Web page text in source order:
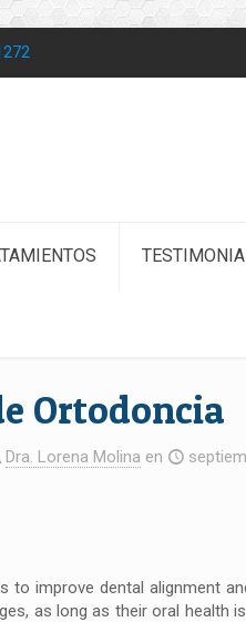
Ortodoncia
Dra. Lorena Molina en
to improve dental alignment
as long as their oral health